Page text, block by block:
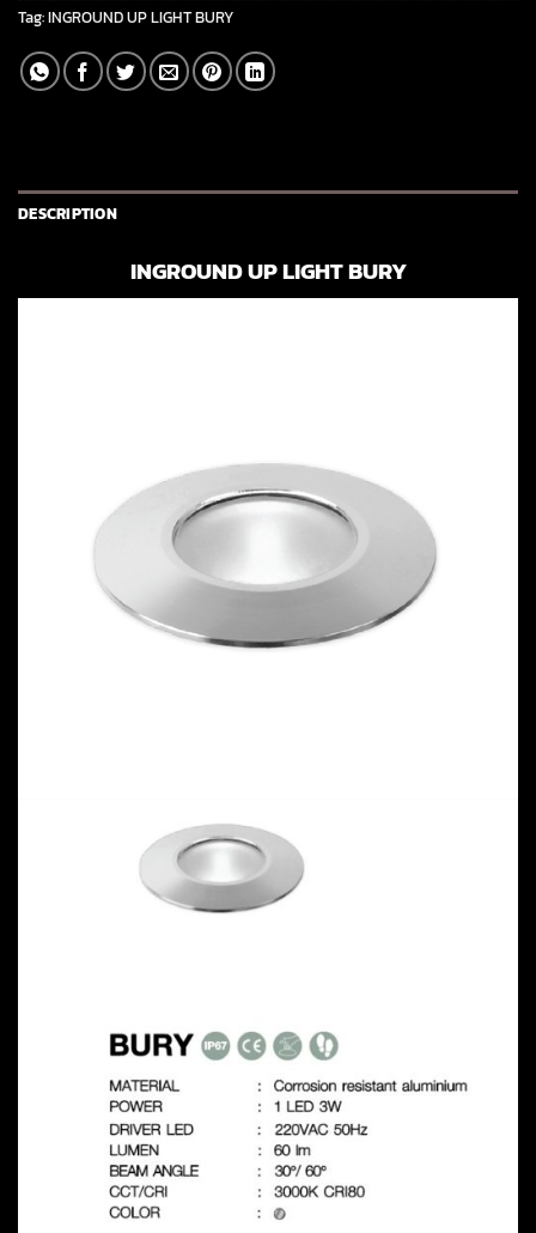
Tag:INGROUND UP LIGHT BURY
DESCRIPTION
INGROUND UP LIGHT BURY